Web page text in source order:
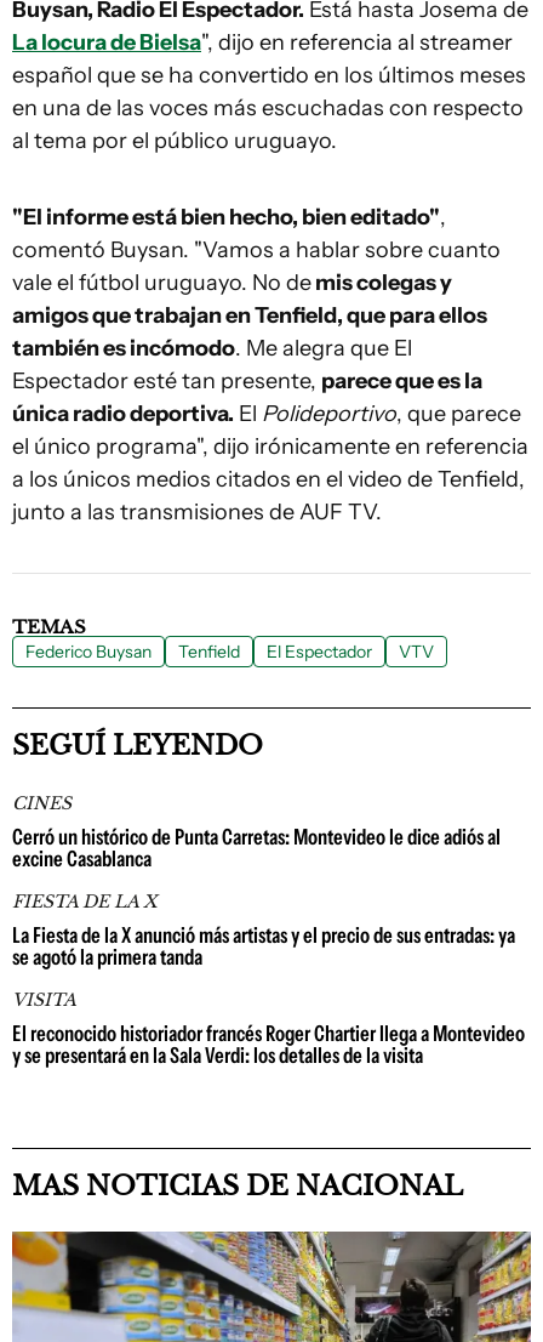
Buysan, Radio El Espectador. Está hasta Josema de
La locura de Bielsa", dijo en referencia al streamer
español que se ha convertido en los últimos meses
en una de las voces más escuchadas con respecto
al tema por el público uruguayo.
"El informe está bien hecho, bien editado",
comentó Buysan. "Vamos a hablar sobre cuanto
vale el fútbol uruguayo. No demis colegas y
amigos que trabajan en Tenfield, que para ellos
también es incómodo. Me alegra que El
Espectador esté tan presente, parece que es la
única radio deportiva. El Polideportivo, que parece
el único programa", dijo irónicamente en referencia
a los únicos medios citados en el video de Tenfield,
junto a las transmisiones de AUF TV.
TEMAS
Federico Buysan Tenfield El Espectador VTV
SEGUÍ LEYENDO
CINES
Cerró un histórico de Punta Carretas: Montevideo le dice adiós al
excine Casablanca
FIESTA DE LA X
La Fiesta de la X anunció más artistas y el precio de sus entradas: ya
se agotó la primera tanda
VISITA
El reconocido historiador francés Roger Chartier llega a Montevideo
y se presentará en la Sala Verdi: los detalles de la visita
MAS NOTICIAS DE NACIONAL